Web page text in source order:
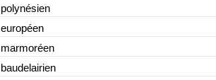
polynésien
européen
marmoréen
baudelairien